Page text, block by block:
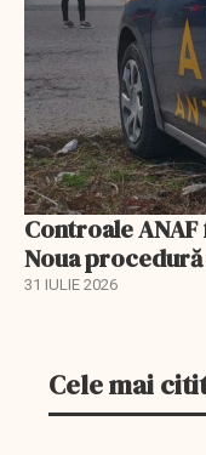
Controale
Noua
31 IULIE 2026
Cele mai